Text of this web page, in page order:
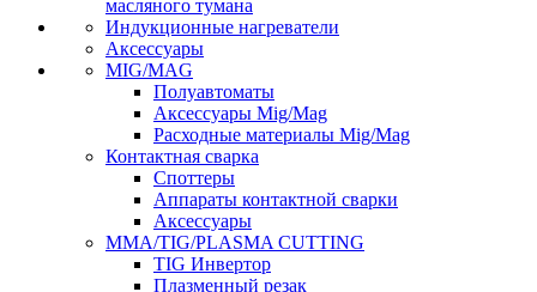
масляного тумана
Индукционные нагреватели
Аксессуары
MIG/MAG
Полуавтоматы
Аксессуары Mig/Mag
Расходные материалы Mig/Mag
Контактная сварка
Споттеры
Аппараты контактной сварки
Аксессуары
MMA/TIG/PLASMA CUTTING
TIG Инвертор
Плазменный резак